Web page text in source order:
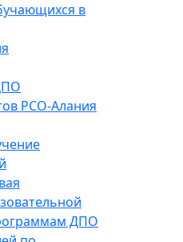
в
РСО-Алания
ДПО